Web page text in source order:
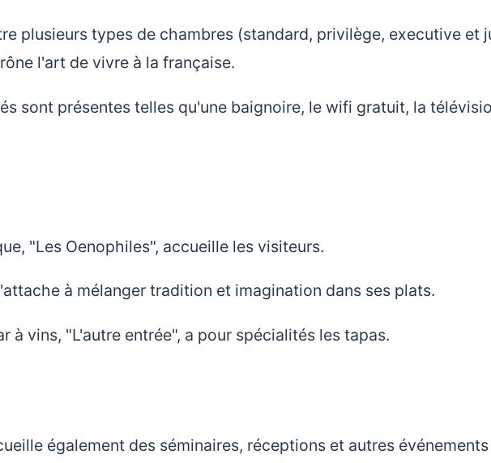
plusieurs types de chambres (standard, privilège, executive et
l'art de vivre à la française.
sont présentes telles qu'une baignoire, le wifi gratuit, la
"Les Oenophiles", accueille les visiteurs.
à mélanger tradition et imagination dans ses plats.
à vins, "L'autre entrée", a pour spécialités les tapas.
également des séminaires, réceptions et autres